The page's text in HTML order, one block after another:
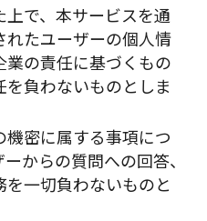
で、本サービスを通
れたユーザーの個人情
の責任に基づくもの
負わないものとしま
密に属する事項につ
からの質問への回答、
一切負わないものと